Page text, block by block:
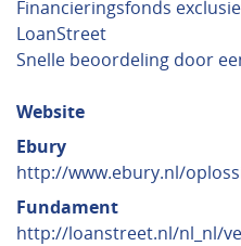
Financieringsfonds
LoanStreet
Snelle beoordeling door
Website
Ebury
http://www.ebury.nl/
Fundament
http://loanstreet.nl/nl_nl/